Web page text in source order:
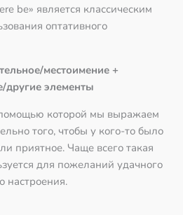
be» является классическим
оптативного
местоимение +
другие элементы
помощью которой мы выражаем
того, чтобы у кого-то было
приятное. Чаще всего такая
для пожеланий удачного
настроения.